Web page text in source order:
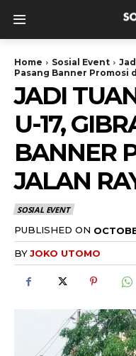
Home Sosial Event
Pasang Banner Promosi
JADI
U-17,
BANNER
JALAN
SOSIAL EVENT
PUBLISHED ON
BYJOKO UTOMO